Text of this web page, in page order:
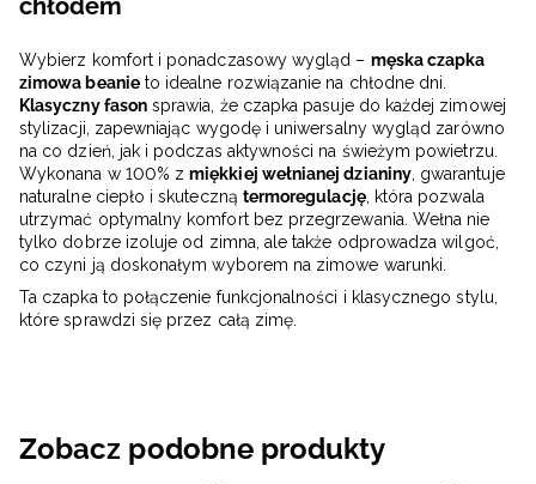
chłodem
Wybierz komfort i ponadczasowy wygląd – męska czapka
zimowa beanieto idealne rozwiązanie na chłodne dni.
Klasyczny fasonsprawia, że czapka pasuje do każdej zimowej
stylizacji, zapewniając wygodę i uniwersalny wygląd zarówno
na co dzień, jak i podczas aktywności na świeżym powietrzu.
Wykonana w 100% zmiękkiej wełnianej dzianiny, gwarantuje
naturalne ciepło i skuteczną termoregulację, która pozwala
utrzymać optymalny komfort bez przegrzewania. Wełna nie
tylko dobrze izoluje od zimna, ale także odprowadza wilgoć,
co czyni ją doskonałym wyborem na zimowe warunki.
Ta czapka to połączenie funkcjonalności i klasycznego stylu,
które sprawdzi się przez całą zimę.
Zobacz podobne produkty